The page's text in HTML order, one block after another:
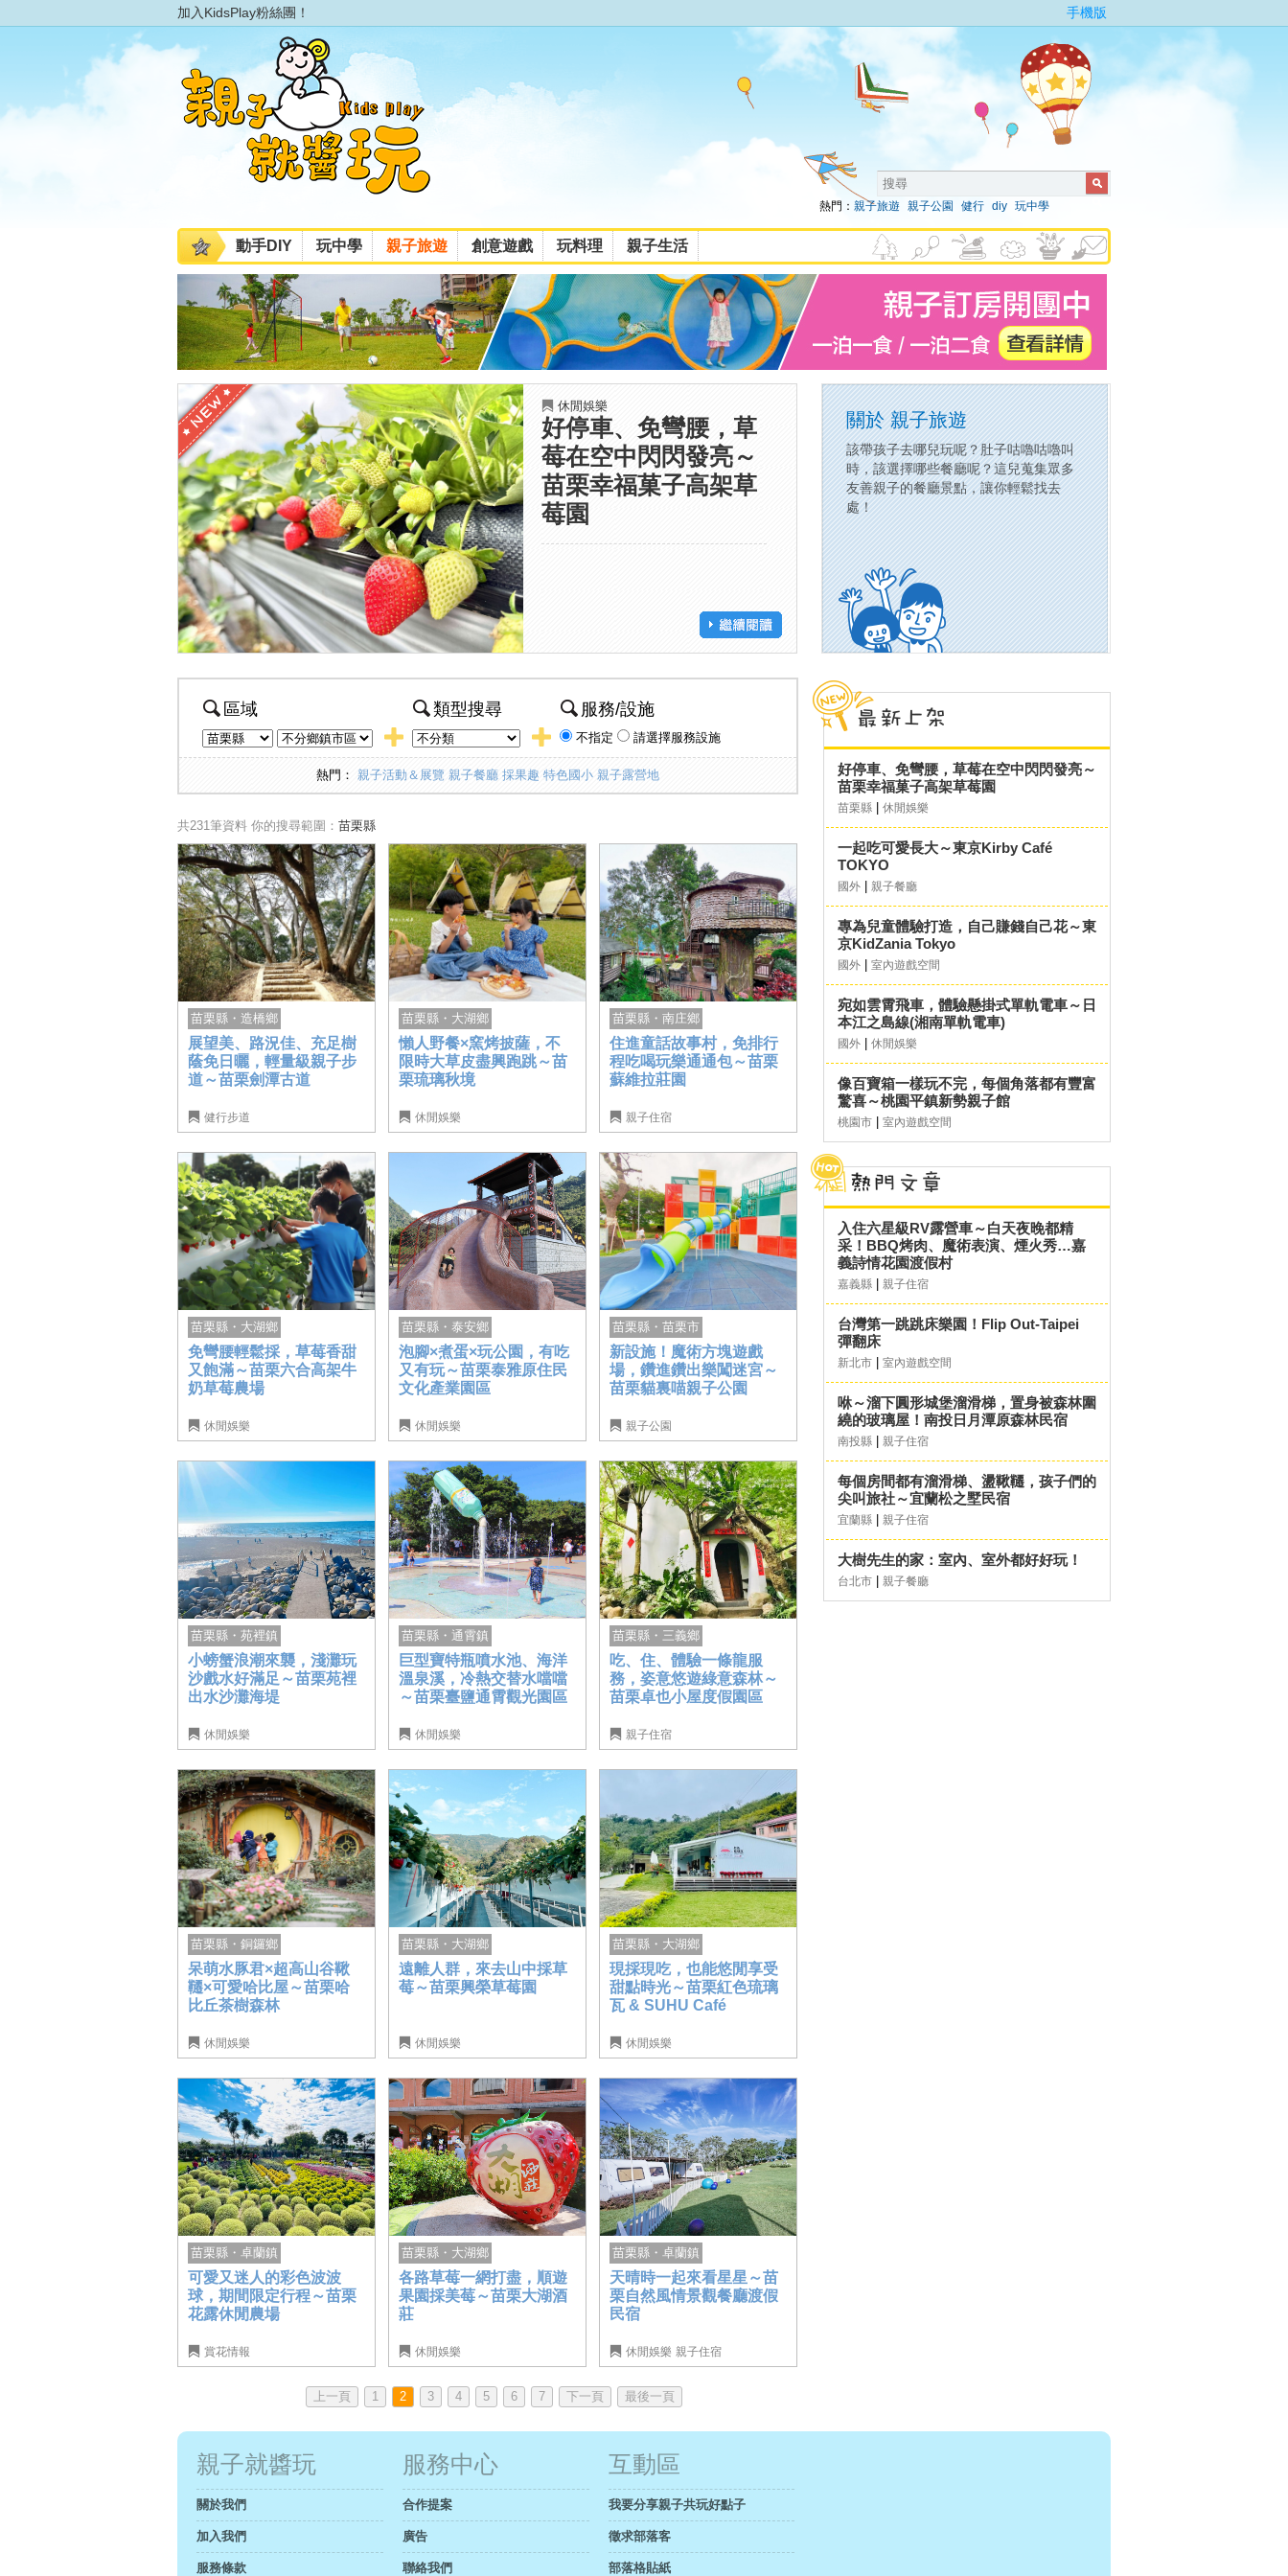
加入KidsPlay粉絲團！ 手機版
熱門： 親子旅遊 親子公園 健行 diy 玩中學
動手DIY 玩中學 親子旅遊 創意遊戲 玩料理 親子生活
休閒娛樂
好停車、免彎腰，草
莓在空中閃閃發亮～
苗栗幸福菓子高架草
莓園
關於 親子旅遊
該帶孩子去哪兒玩呢？肚子咕嚕咕嚕叫
時，該選擇哪些餐廳呢？這兒蒐集眾多
友善親子的餐廳景點，讓你輕鬆找去
處！
區域 類型搜尋 服務/設施
不指定 請選擇服務設施
熱門： 親子活動＆展覽 親子餐廳 採果趣 特色國小 親子露營地
共231筆資料 你的搜尋範圍： 苗栗縣
苗栗縣・造橋鄉
展望美、路況佳、充足樹
蔭免日曬，輕量級親子步
道～苗栗劍潭古道
健行步道
苗栗縣・大湖鄉
懶人野餐×窯烤披薩，不
限時大草皮盡興跑跳～苗
栗琉璃秋境
休閒娛樂
苗栗縣・南庄鄉
住進童話故事村，免排行
程吃喝玩樂通通包～苗栗
蘇維拉莊園
親子住宿
苗栗縣・大湖鄉
免彎腰輕鬆採，草莓香甜
又飽滿～苗栗六合高架牛
奶草莓農場
休閒娛樂
苗栗縣・泰安鄉
泡腳×煮蛋×玩公園，有吃
又有玩～苗栗泰雅原住民
文化產業園區
休閒娛樂
苗栗縣・苗栗市
新設施！魔術方塊遊戲
場，鑽進鑽出樂闖迷宮～
苗栗貓裏喵親子公園
親子公園
苗栗縣・苑裡鎮
小螃蟹浪潮來襲，淺灘玩
沙戲水好滿足～苗栗苑裡
出水沙灘海堤
休閒娛樂
苗栗縣・通霄鎮
巨型寶特瓶噴水池、海洋
溫泉溪，冷熱交替水噹噹
～苗栗臺鹽通霄觀光園區
休閒娛樂
苗栗縣・三義鄉
吃、住、體驗一條龍服
務，姿意悠遊綠意森林～
苗栗卓也小屋度假園區
親子住宿
苗栗縣・銅鑼鄉
呆萌水豚君×超高山谷鞦
韆×可愛哈比屋～苗栗哈
比丘茶樹森林
休閒娛樂
苗栗縣・大湖鄉
遠離人群，來去山中採草
莓～苗栗興榮草莓園
休閒娛樂
苗栗縣・大湖鄉
現採現吃，也能悠閒享受
甜點時光～苗栗紅色琉璃
瓦 & SUHU Café
休閒娛樂
苗栗縣・卓蘭鎮
可愛又迷人的彩色波波
球，期間限定行程～苗栗
花露休閒農場
賞花情報
苗栗縣・大湖鄉
各路草莓一網打盡，順遊
果園採美莓～苗栗大湖酒
莊
休閒娛樂
苗栗縣・卓蘭鎮
天晴時一起來看星星～苗
栗自然風情景觀餐廳渡假
民宿
休閒娛樂 親子住宿
上一頁 1 2 3 4 5 6 7 下一頁 最後一頁
好停車、免彎腰，草莓在空中閃閃發亮～
苗栗幸福菓子高架草莓園
苗栗縣 休閒娛樂
一起吃可愛長大～東京Kirby Café
TOKYO
國外 親子餐廳
專為兒童體驗打造，自己賺錢自己花～東
京KidZania Tokyo
國外 室內遊戲空間
宛如雲霄飛車，體驗懸掛式單軌電車～日
本江之島線(湘南單軌電車)
國外 休閒娛樂
像百寶箱一樣玩不完，每個角落都有豐富
驚喜～桃園平鎮新勢親子館
桃園市 室內遊戲空間
入住六星級RV露營車～白天夜晚都精
采！BBQ烤肉、魔術表演、煙火秀…嘉
義詩情花園渡假村
嘉義縣 親子住宿
台灣第一跳跳床樂園！Flip Out-Taipei
彈翻床
新北市 室內遊戲空間
咻～溜下圓形城堡溜滑梯，置身被森林圍
繞的玻璃屋！南投日月潭原森林民宿
南投縣 親子住宿
每個房間都有溜滑梯、盪鞦韆，孩子們的
尖叫旅社～宜蘭松之墅民宿
宜蘭縣 親子住宿
大樹先生的家：室內、室外都好好玩！
台北市 親子餐廳
親子就醬玩
關於我們
加入我們
服務條款
服務中心
合作提案
廣告
聯絡我們
互動區
我要分享親子共玩好點子
徵求部落客
部落格貼紙